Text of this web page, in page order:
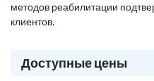
методов реабилитации
клиентов.
Доступные цены